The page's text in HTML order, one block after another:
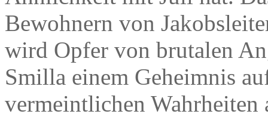
Bewohnern von
wird Opfer von brutalen
Smilla einem Geheimnis
vermeintlichen Wahrheiten